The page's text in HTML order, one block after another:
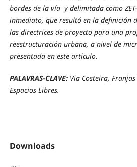
bordes de la vía y delimitada como
inmediato, que resultó en la definición
las directrices de proyecto para una
reestructuración urbana, a nivel de
presentada en este artículo.
PALAVRAS-CLAVE: Via Costeira,
Espacios Libres.
Downloads